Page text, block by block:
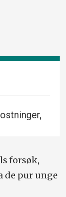
forsøk,
de pur unge